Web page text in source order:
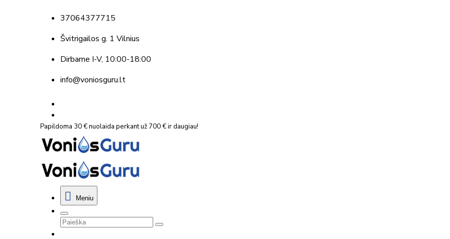
37064377715
Švitrigailos g. 1 Vilnius
Dirbame I-V, 10:00-18:00
info@voniosguru.lt
Papildoma 30 € nuolaida perkant už 700 € ir daugiau!
Meniu